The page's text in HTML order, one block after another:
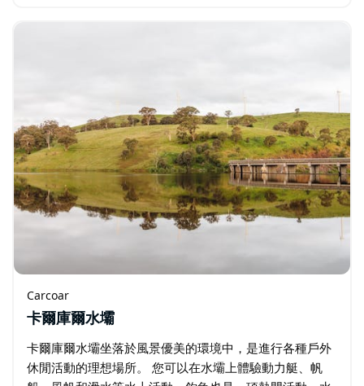
蘭治、巴瑟斯特、布萊尼、米爾索普…
Carcoar
卡爾庫爾水壩
卡爾庫爾水壩坐落於風景優美的環境中，是進行各種戶外
休閒活動的理想場所。 您可以在水壩上體驗動力艇、帆